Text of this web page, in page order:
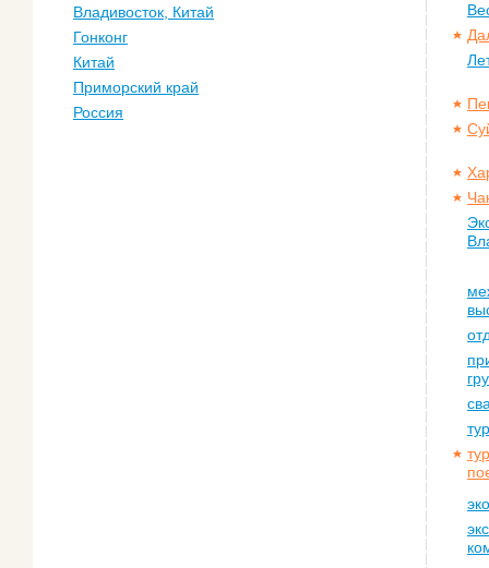
Владивосток, Китай
Гонконг
Китай
Приморский край
Россия